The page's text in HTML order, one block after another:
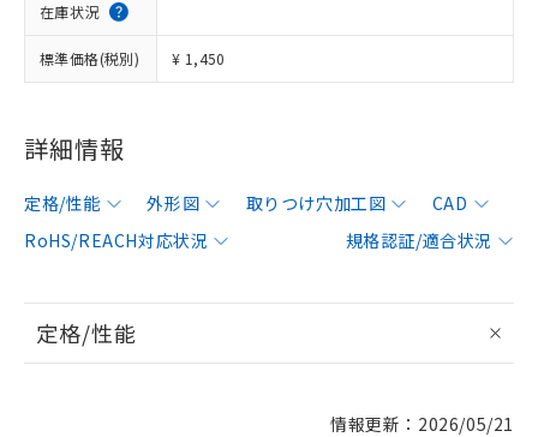
在庫状況
標準価格(税別) ¥ 1,450
詳細情報
定格/性能 外形図 取りつけ穴加工図
CAD
RoHS/REACH対応状況
規格認証/適合状況
定格/性能
情報更新：2026/05/21